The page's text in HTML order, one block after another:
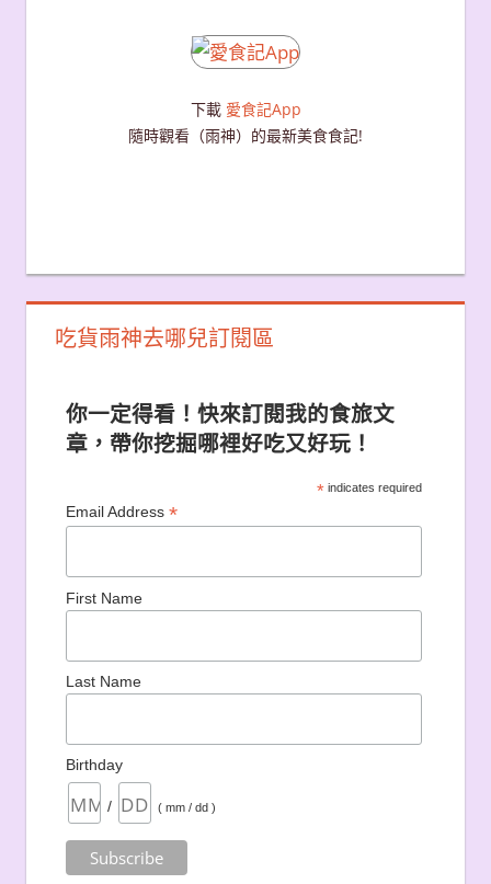
下載 愛食記App
隨時觀看（雨神）的最新美食食記!
吃貨雨神去哪兒訂閱區
你一定得看！快來訂閱我的食旅文
章，帶你挖掘哪裡好吃又好玩！
*indicates required
Email Address *
First Name
Last Name
Birthday
/ ( mm / dd )